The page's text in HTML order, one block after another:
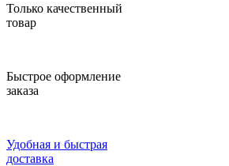
Только качественный
товар
Быстрое оформление
заказа
Удобная и быстрая
доставка